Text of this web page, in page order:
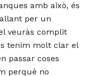
amb això, és
per un
veuràs complit
tenim molt clar el
passar coses
perquè no